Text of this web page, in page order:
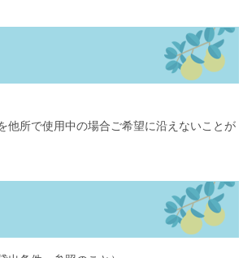
他所で使用中の場合ご希望に沿えないことが